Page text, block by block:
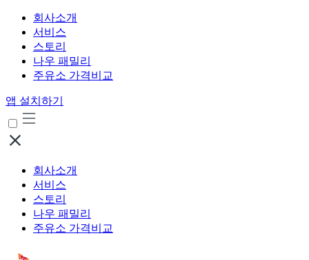
회사소개
서비스
스토리
나우 패밀리
주유소 가격비교
앱 설치하기
회사소개
서비스
스토리
나우 패밀리
주유소 가격비교